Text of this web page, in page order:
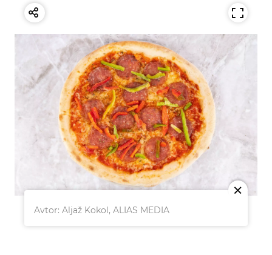
Avtor: Aljaž Kokol, ALIAS MEDIA